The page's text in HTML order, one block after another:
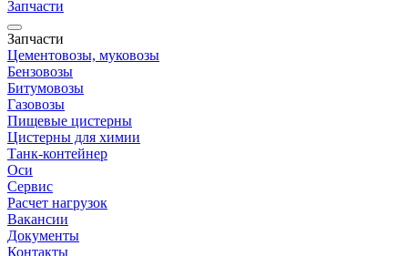
Запчасти
Запчасти
Цементовозы, муковозы
Бензовозы
Битумовозы
Газовозы
Пищевые цистерны
Цистерны для химии
Танк-контейнер
Оси
Сервис
Расчет нагрузок
Вакансии
Документы
Контакты